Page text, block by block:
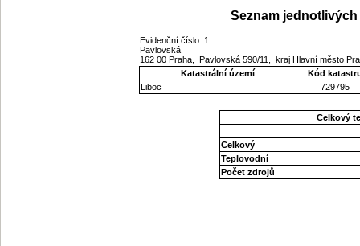
Seznam
Evidenční číslo: 1
Pavlovská
162 00 Praha, Pavlovská 590/11, kraj Hlavní město
Katastrální území
Kód
Liboc
729795
Celkový
Celkový
Teplovodní
Počet zdrojů